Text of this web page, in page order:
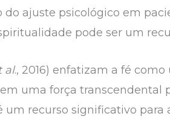
ajuste psicológico em
pode ser um
al., 2016) enfatizam a fé
uma força transcendental
um recurso significativo